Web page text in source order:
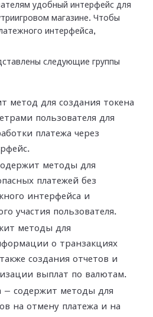
удобный интерфейс для
магазине. Чтобы
интерфейса,
следующие группы
метод для создания токена
пользователя для
платежа через
методы для
платежей без
интерфейса и
участия пользователя.
методы для
о транзакциях
создания отчетов и
выплат по валютам.
— содержит методы для
на отмену платежа и на